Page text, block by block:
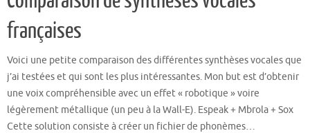
françaises
Voici une petite comparaison des différentes synthèses vocales que
j’ai testées et qui sont les plus intéressantes. Mon but est d’obtenir
une voix compréhensible avec un effet « robotique » voire
légèrement métallique (un peu à la Wall-E). Espeak + Mbrola + Sox
Cette solution consiste à créer un fichier de phonèmes…